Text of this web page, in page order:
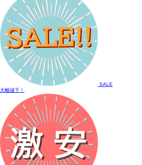
SALE
大幅値下！